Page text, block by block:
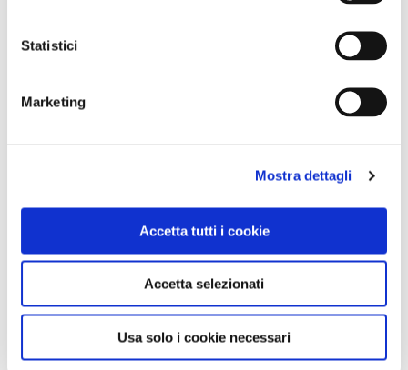
Statistici
Marketing
Mostra dettagli
Accetta tutti i cookie
Accetta selezionati
Usa solo i cookie necessari